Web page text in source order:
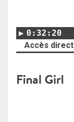
0:32:20
Accès direct
Final Girl